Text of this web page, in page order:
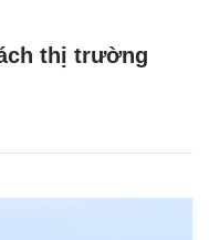
thị trường